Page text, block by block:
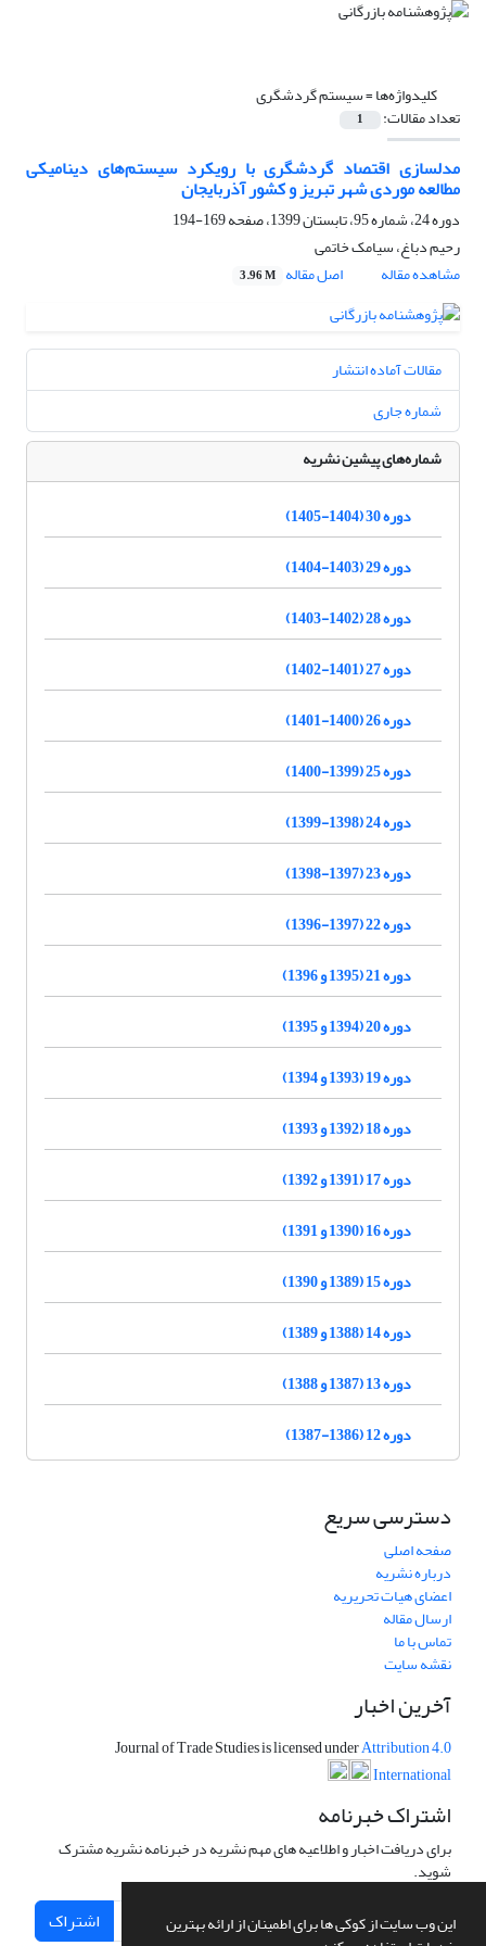
این وب سایت از کوکی ها برای اطمینان از ارائه بهترین
کلیدواژه‌ها =سیستم گردشگری
تعداد مقالات: 1
مدل‎سازی اقتصاد گردشگری با رویکرد سیستم‌های دینامیکی
مطالعه موردی شهر تبریز و کشور آذربایجان
دوره 24، شماره 95، تابستان 1399، صفحه
169-194
رحیم دباغ، سیامک خاتمی
مشاهده مقاله
اصل مقاله 3.96 M
مقالات آماده انتشار
شماره جاری
شماره‌های پیشین نشریه
دوره 30 (1404-1405)
دوره 29 (1403-1404)
دوره 28 (1402-1403)
دوره 27 (1401-1402)
دوره 26 (1400-1401)
دوره 25 (1399-1400)
دوره 24 (1398-1399)
دوره 23 (1397-1398)
دوره 22 (1397-1396)
دوره 21 (1395 و 1396)
دوره 20 (1394 و 1395)
دوره 19 (1393 و 1394)
دوره 18 (1392 و 1393)
دوره 17 (1391 و 1392)
دوره 16 (1390 و 1391)
دوره 15 (1389 و 1390)
دوره 14 (1388 و 1389)
دوره 13 (1387 و 1388)
دوره 12 (1386-1387)
دسترسی سریع
صفحه اصلی
درباره نشریه
اعضای هیات تحریریه
ارسال مقاله
تماس با ما
نقشه سایت
آخرین اخبار
Journal of Trade Studies is licensed underAttribution 4.0
International
اشتراک خبرنامه
برای دریافت اخبار و اطلاعیه های مهم نشریه در خبرنامه نشریه مشترک
شوید.
اشتراک